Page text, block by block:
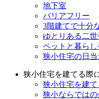
地下室
バリアフリー
3階建てで十分
ゆとりある二
ペットと暮ら
狭小住宅の日当
狭小住宅を建てる際
狭小住宅を建
狭小ならでは